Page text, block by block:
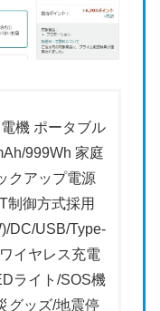
機 ポータブル
999Wh 家庭
クアップ電源
制御方式採用
DC/USB/Type-
イヤレス充電
ライト/SOS機
グッズ/地震停